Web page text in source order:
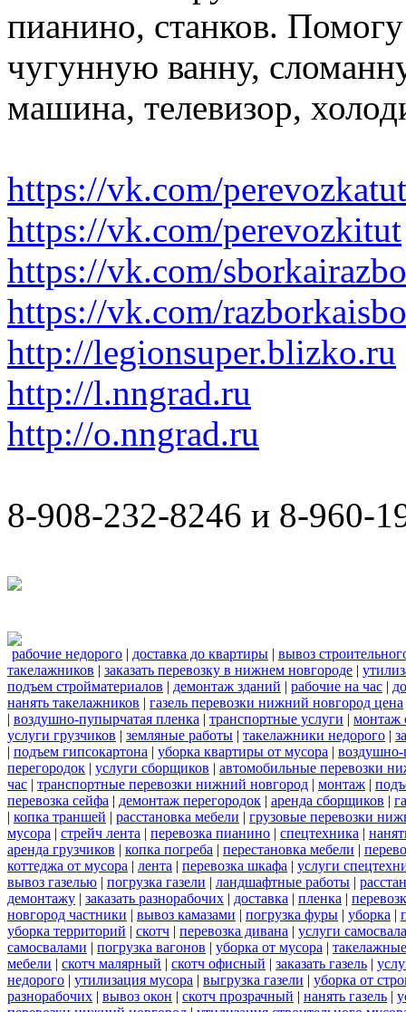
пианино, станков.
чугунную ванну,
машина, телевизор,
https://vk.com/perevozkatut
https://vk.com/perevozkitut
https://vk.com/
https://vk.com/
http://legionsuper.blizko.ru
http://l.nngrad.ru
http://o.nngrad.ru
8-908-232-8246 и 8-960-
рабочие недорого | доставка до квартиры | вывоз
такелажников | заказать перевозку в нижнем новгороде |
подъем стройматериалов | демонтаж зданий | рабочие на час |
нанять такелажников | газель перевозки нижний новгород цена
| воздушно-пупырчатая пленка | транспортные услуги | монтаж
услуги грузчиков | земляные работы | такелажники недорого |
| подъем гипсокартона | уборка квартиры от мусора | воздушно-
перегородок | услуги сборщиков | автомобильные перевозки
час | транспортные перевозки нижний новгород | монтаж |
перевозка сейфа | демонтаж перегородок | аренда сборщиков |
| копка траншей | расстановка мебели | грузовые перевозки
мусора | стрейч лента | перевозка пианино | спецтехника |
аренда грузчиков | копка погреба | перестановка мебели |
коттеджа от мусора | лента | перевозка шкафа | услуги
вывоз газелью | погрузка газели | ландшафтные работы |
демонтажу | заказать разнорабочих | доставка | пленка |
новгород частники | вывоз камазами | погрузка фуры | уборка |
уборка территорий | скотч | перевозка дивана | услуги самосвала
самосвалами | погрузка вагонов | уборка от мусора |
мебели | скотч малярный | скотч офисный | заказать газель |
недорого | утилизация мусора | выгрузка газели | уборка от
разнорабочих | вывоз окон | скотч прозрачный | нанять газель |